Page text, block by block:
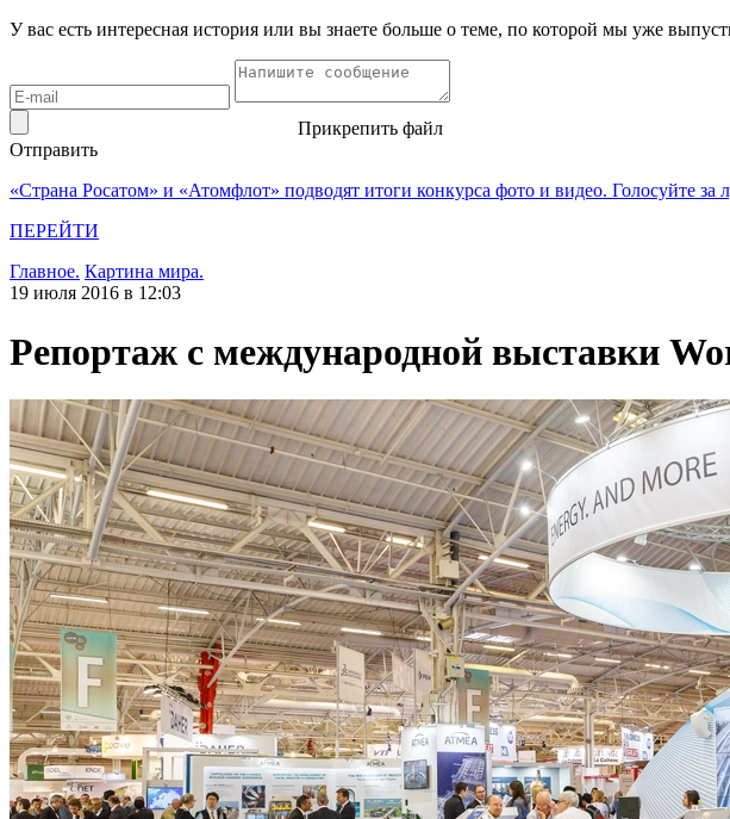
У вас есть интересная история или вы знаете больше о теме, по которой мы уже
Прикрепить файл
Отправить
«Страна Росатом» и «Атомфлот» подводят итоги конкурса фото и видео.
ПЕРЕЙТИ
Главное. Картина мира.
19 июля 2016 в 12:03
Репортаж с международной выставки